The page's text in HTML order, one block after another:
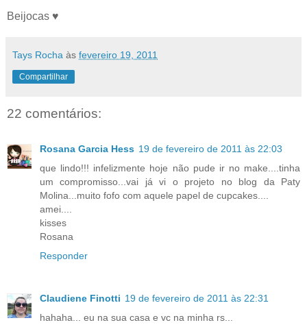
Beijocas ♥
Tays Rocha às fevereiro 19, 2011
Compartilhar
22 comentários:
Rosana Garcia Hess 19 de fevereiro de 2011 às 22:03
que lindo!!! infelizmente hoje não pude ir no make....tinha
um compromisso...vai já vi o projeto no blog da Paty
Molina...muito fofo com aquele papel de cupcakes....
amei....
kisses
Rosana
Responder
Claudiene Finotti 19 de fevereiro de 2011 às 22:31
hahaha... eu na sua casa e vc na minha rs...